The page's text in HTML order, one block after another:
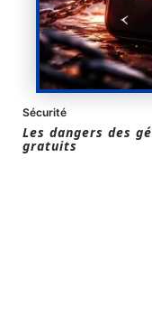
Sécurité
Les dangers des
gratuits